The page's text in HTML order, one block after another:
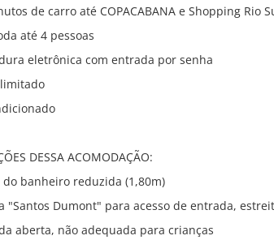
de carro até COPACABANA e Shopping Rio
até 4 pessoas
eletrônica com entrada por senha
DESSA ACOMODAÇÃO:
banheiro reduzida (1,80m)
"Santos Dumont" para acesso de entrada,
aberta, não adequada para crianças